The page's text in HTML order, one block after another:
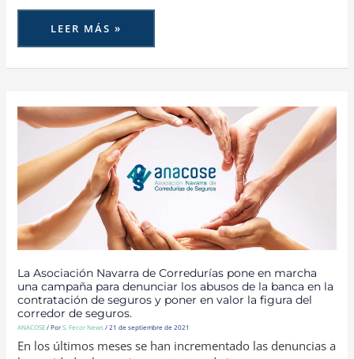
LEER MÁS »
La Asociación Navarra de Corredurías pone en marcha
una campaña para denunciar los abusos de la banca en la
contratación de seguros y poner en valor la figura del
corredor de seguros.
ANACOSE/ PorS. Fecor News/21 de septiembre de 2021
En los últimos meses se han incrementado las denuncias a
LA
ASOCIACIÓN
NAVARRA
CORREDURÍAS
PONE
EN
MARCHA
UNA
CAMPAÑA
PARA
DENUNCIAR
LOS
ABUSOS
DE
LA
EN
LA
CONTRATACIÓN
DE
SEGUROS
Y
PONER
EN
VALOR